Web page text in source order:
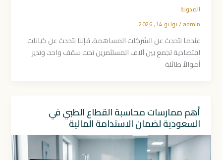
المدونة
admin
/يوليو 14, 2026
عندما نتحدث عن الشركات المساهمة، فإننا نتحدث عن كيانات
اقتصادية تجمع بين آلاف المستثمرين تحت سقف واحد، وتدير
أموالاً طائلة
أهم ممارسات محاسبة القطاع الطبي في
السعودية لضمان الاستدامة المالية